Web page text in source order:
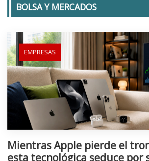
BOLSA Y MERCADOS
EMPRESAS
Mientras Apple pierde el
esta tecnológica seduce por